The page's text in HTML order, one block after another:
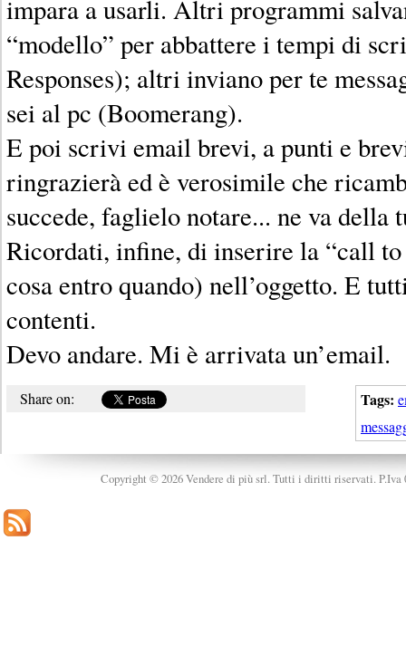
impara a usarli. Altri programmi
“modello” per abbattere i tempi di
Responses); altri inviano per te
sei al pc (Boomerang).
E poi scrivi email brevi, a punti e
ringrazierà ed è verosimile che
succede, faglielo notare... ne va della
Ricordati, infine, di inserire la “call
cosa entro quando) nell’oggetto. E
contenti.
Devo andare. Mi è arrivata un’email.
Tags:
Share on:
Copyright © 2026 Vendere di più srl. Tutti i diritti riservati. P.Iva